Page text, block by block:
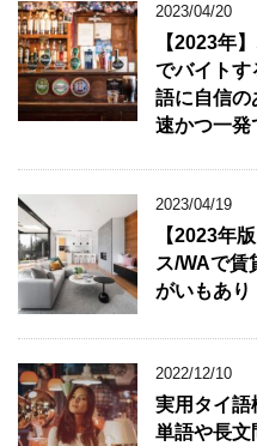
2023/04/20
【2023年
でバイトす
語に自信の
速かつ一発
2023/04/19
【2023年
ス/WAで賃
がいもあり
2022/12/10
実用タイ語
単語や長文